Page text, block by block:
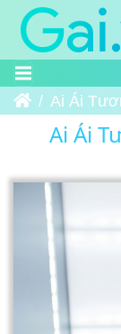
Trang chủAi Ái Tương - 人工
Ai Ái